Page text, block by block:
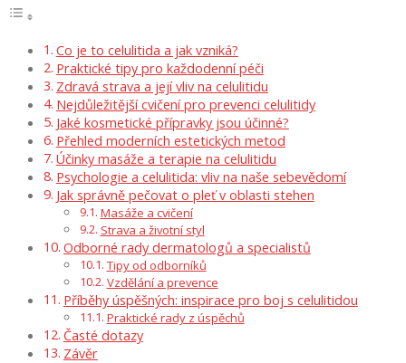
Co je to celulitida a jak vzniká?
Praktické tipy pro každodenní péči
Zdravá strava a její vliv na celulitidu
Nejdůležitější cvičení pro prevenci celulitidy
Jaké kosmetické přípravky jsou účinné?
Přehled moderních estetických metod
Účinky masáže a terapie na celulitidu
Psychologie a celulitida: vliv na naše sebevědomí
Jak správně pečovat o pleť v oblasti stehen
Masáže a cvičení
Strava a životní styl
Odborné rady dermatologů a specialistů
Tipy od odborníků
Vzdělání a prevence
Příběhy úspěšných: inspirace pro boj s celulitidou
Praktické rady z úspěchů
Časté dotazy
Závěr